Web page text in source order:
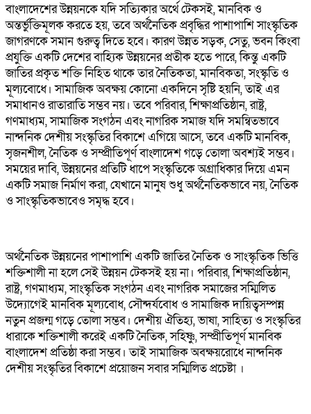
বাংলাদেশের উন্নয়নকে যদি সত্যিকার অর্থে টেকসই, মানবিক ও
অন্তর্ভুক্তিমূলক করতে হয়, তবে অর্থনৈতিক প্রবৃদ্ধির পাশাপাশি সাংস্কৃতিক
জাগরণকে সমান গুরুত্ব দিতে হবে। কারণ উন্নত সড়ক, সেতু, ভবন কিংবা
প্রযুক্তি একটি দেশের বাহ্যিক উন্নয়নের প্রতীক হতে পারে, কিন্তু একটি
জাতির প্রকৃত শক্তি নিহিত থাকে তার নৈতিকতা, মানবিকতা, সংস্কৃতি ও
মূল্যবোধে। সামাজিক অবক্ষয় কোনো একদিনে সৃষ্টি হয়নি, তাই এর
সমাধানও রাতারাতি সম্ভব নয়। তবে পরিবার, শিক্ষাপ্রতিষ্ঠান, রাষ্ট্র,
গণমাধ্যম, সামাজিক সংগঠন এবং নাগরিক সমাজ যদি সমন্বিতভাবে
নান্দনিক দেশীয় সংস্কৃতির বিকাশে এগিয়ে আসে, তবে একটি মানবিক,
সৃজনশীল, নৈতিক ও সম্প্রীতিপূর্ণ বাংলাদেশ গড়ে তোলা অবশ্যই সম্ভব।
সময়ের দাবি, উন্নয়নের প্রতিটি ধাপে সংস্কৃতিকে অগ্রাধিকার দিয়ে এমন
একটি সমাজ নির্মাণ করা, যেখানে মানুষ শুধু অর্থনৈতিকভাবে নয়, নৈতিক
ও সাংস্কৃতিকভাবেও সমৃদ্ধ হবে।
অর্থনৈতিক উন্নয়নের পাশাপাশি একটি জাতির নৈতিক ও সাংস্কৃতিক ভিত্তি
শক্তিশালী না হলে সেই উন্নয়ন টেকসই হয় না। পরিবার, শিক্ষাপ্রতিষ্ঠান,
রাষ্ট্র, গণমাধ্যম, সাংস্কৃতিক সংগঠন এবং নাগরিক সমাজের সম্মিলিত
উদ্যোগেই মানবিক মূল্যবোধ, সৌন্দর্যবোধ ও সামাজিক দায়িত্বসম্পন্ন
নতুন প্রজন্ম গড়ে তোলা সম্ভব। দেশীয় ঐতিহ্য, ভাষা, সাহিত্য ও সংস্কৃতির
ধারাকে শক্তিশালী করেই একটি নৈতিক, সহিষ্ণু, সম্প্রীতিপূর্ণ মানবিক
বাংলাদেশ প্রতিষ্ঠা করা সম্ভব। তাই সামাজিক অবক্ষয়রোধে নান্দনিক
দেশীয় সংস্কৃতির বিকাশে প্রয়োজন সবার সম্মিলিত প্রচেষ্টা ।